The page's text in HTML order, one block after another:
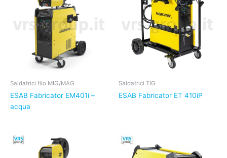
Saldatrici filo MIG/MAG
ESAB Fabricator EM401i –
acqua
Saldatrici TIG
ESAB Fabricator ET 410iP